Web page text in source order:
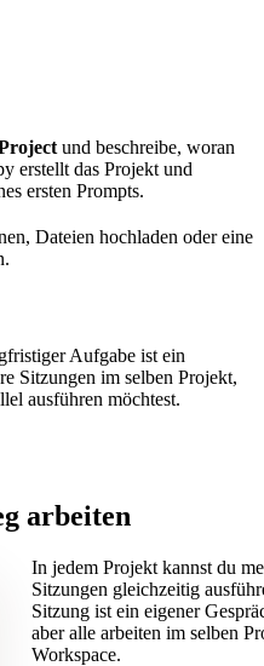
und beschreibe, woran
erstellt das Projekt und
ersten Prompts.
Dateien hochladen oder eine
Aufgabe ist ein
Sitzungen im selben Projekt,
ausführen möchtest.
arbeiten
In jedem Projekt kannst du
Sitzungen gleichzeitig
Sitzung ist ein eigener
aber alle arbeiten im selben
Workspace.